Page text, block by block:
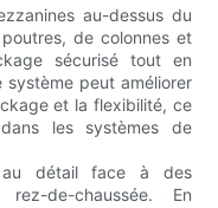
au-dessus du
de colonnes et
sécurisé tout en
peut améliorer
et la flexibilité, ce
les systèmes de
au détail face à des
de-chaussée. En